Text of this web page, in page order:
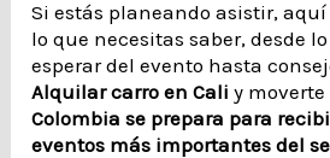
Si estás planeando asistir,
lo que necesitas saber, desde
esperar del evento hasta
Alquilar carro en Caliy
Colombia se prepara para
eventos más importantes del